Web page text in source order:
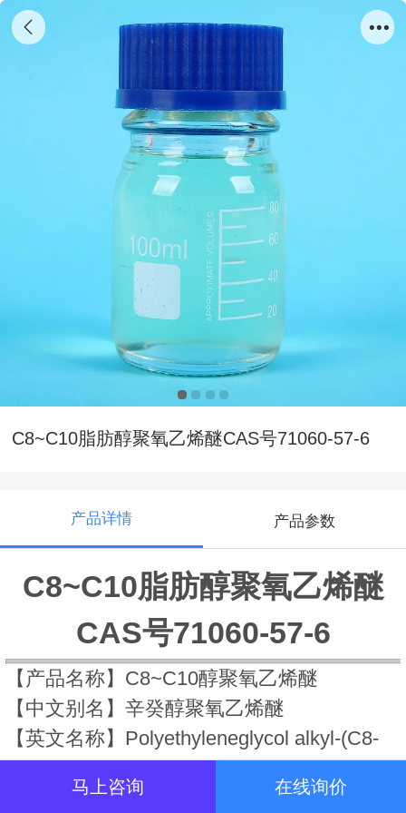
C8~C10脂肪醇聚氧乙烯醚CAS号71060-57-6
产品详情 产品参数
C8~C10脂肪醇聚氧乙烯醚
CAS号71060-57-6
【产品名称】C8~C10醇聚氧乙烯醚
【中文别名】辛癸醇聚氧乙烯醚
【英文名称】Polyethyleneglycol alkyl-(C8-
【CAS号】71060-57-6
马上咨询 在线询价